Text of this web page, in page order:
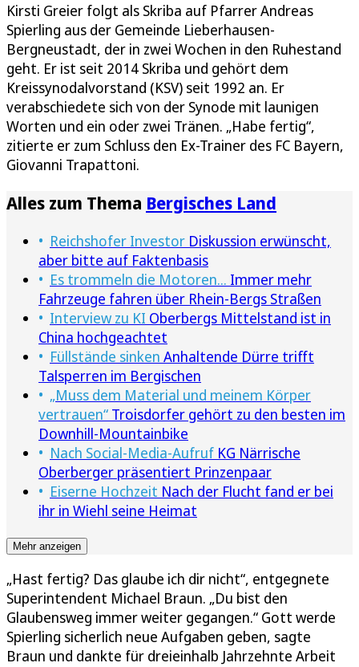
Kirsti Greier folgt als Skriba auf Pfarrer Andreas
Spierling aus der Gemeinde Lieberhausen-
Bergneustadt, der in zwei Wochen in den Ruhestand
geht. Er ist seit 2014 Skriba und gehört dem
Kreissynodalvorstand (KSV) seit 1992 an. Er
verabschiedete sich von der Synode mit launigen
Worten und ein oder zwei Tränen. „Habe fertig“,
zitierte er zum Schluss den Ex-Trainer des FC Bayern,
Giovanni Trapattoni.
Alles zum Thema Bergisches Land
Reichshofer Investor Diskussion erwünscht,
aber bitte auf Faktenbasis
Es trommeln die Motoren... Immer mehr
Fahrzeuge fahren über Rhein-Bergs Straßen
Interview zu KI Oberbergs Mittelstand ist in
China hochgeachtet
Füllstände sinken Anhaltende Dürre trifft
Talsperren im Bergischen
„Muss dem Material und meinem Körper
vertrauen“ Troisdorfer gehört zu den besten im
Downhill-Mountainbike
Nach Social-Media-Aufruf KG Närrische
Oberberger präsentiert Prinzenpaar
Eiserne Hochzeit Nach der Flucht fand er bei
ihr in Wiehl seine Heimat
Mehr anzeigen
„Hast fertig? Das glaube ich dir nicht“, entgegnete
Superintendent Michael Braun. „Du bist den
Glaubensweg immer weiter gegangen.“ Gott werde
Spierling sicherlich neue Aufgaben geben, sagte
Braun und dankte für dreieinhalb Jahrzehnte Arbeit